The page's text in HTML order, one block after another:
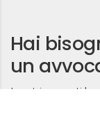
Hai
un
I nostri avvocati